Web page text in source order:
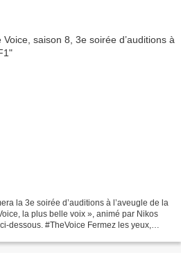
la 3e soirée d’auditions à l’aveugle de la
la plus belle voix », animé par Nikos
dessous. #TheVoice Fermez les yeux,